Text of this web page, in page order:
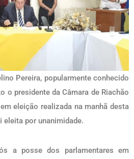
Pereira, popularmente conhecido
o presidente da Câmara de Riachão
eleição realizada na manhã desta
por unanimidade.
a posse dos parlamentares em